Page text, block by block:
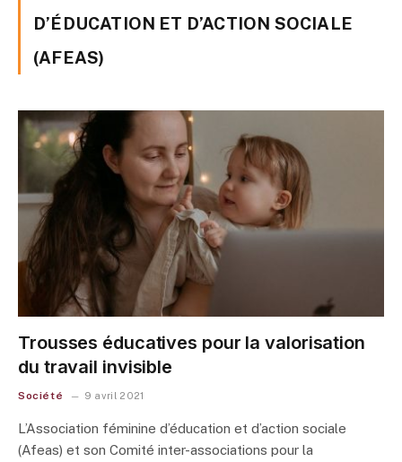
D’ÉDUCATION ET D’ACTION SOCIALE
(AFEAS)
Trousses éducatives pour la valorisation
du travail invisible
Société 9 avril 2021
L’Association féminine d’éducation et d’action sociale
(Afeas) et son Comité inter-associations pour la